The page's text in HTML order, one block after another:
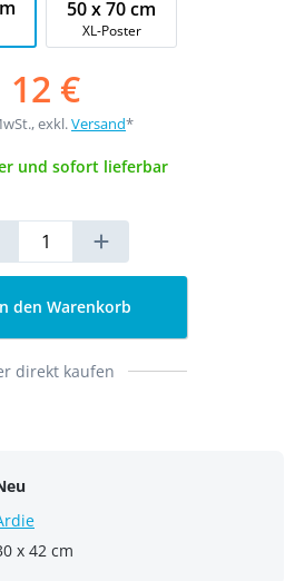
50 x 70 cm
XL-Poster
12 €
exkl.Versand*
und sofort lieferbar
den Warenkorb
direkt kaufen
x 42 cm